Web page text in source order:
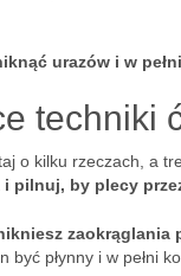
urazów i w
techniki
o kilku rzeczach, a
pilnuj, by plecy
zaokrąglania
płynny i w pełni